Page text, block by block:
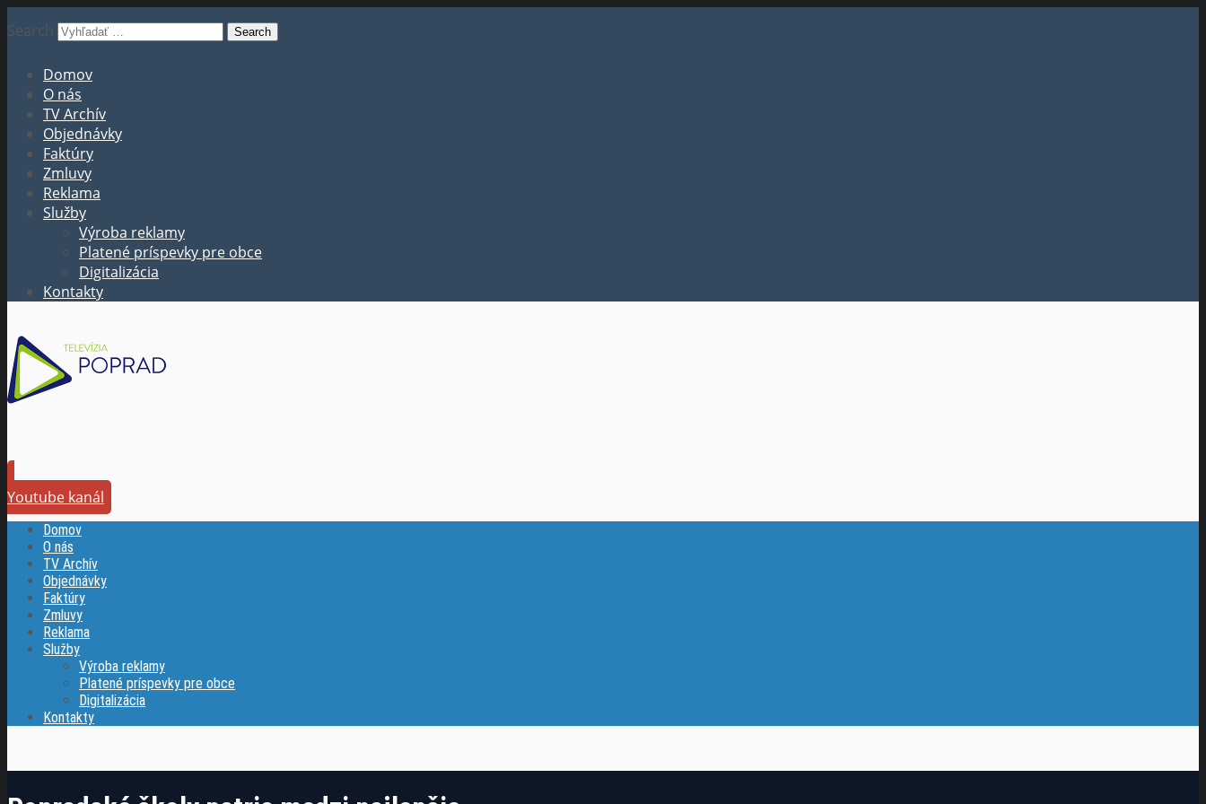
Search
Domov
O nás
TV Archív
Objednávky
Faktúry
Zmluvy
Reklama
Služby
Výroba reklamy
Platené príspevky pre obce
Digitalizácia
Kontakty
Youtube kanál
Domov
O nás
TV Archív
Objednávky
Faktúry
Zmluvy
Reklama
Služby
Výroba reklamy
Platené príspevky pre obce
Digitalizácia
Kontakty